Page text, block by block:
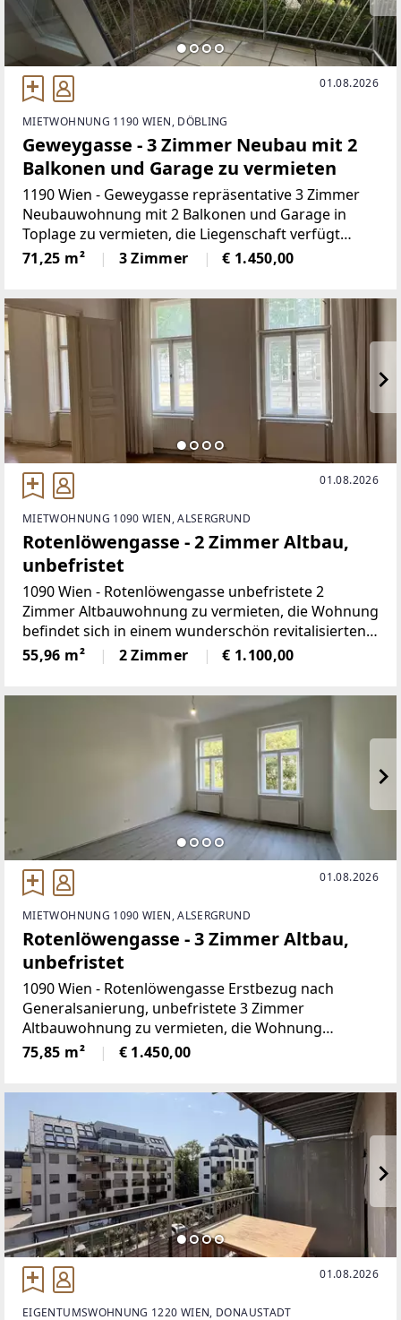
01.08.2026
MIETWOHNUNG 1190 WIEN, DÖBLING
Geweygasse - 3 Zimmer Neubau mit 2
Balkonen und Garage zu vermieten
1190 Wien - Geweygasse repräsentative 3 Zimmer
Neubauwohnung mit 2 Balkonen und Garage in
Toplage zu vermieten, die Liegenschaft verfügt
ebenfalls über einen parkähnlichen
Gemeinschaftsgarten, es sind vom Vorzimmer
71,25 m² 3 Zimmer € 1.450,00
01.08.2026
MIETWOHNUNG 1090 WIEN, ALSERGRUND
Rotenlöwengasse - 2 Zimmer Altbau,
unbefristet
1090 Wien - Rotenlöwengasse unbefristete 2
Zimmer Altbauwohnung zu vermieten, die Wohnung
befindet sich in einem wunderschön revitalisierten
Altbau, die U4 Station Roßauer Lände ist in kurzer
Gehdistanz erreichbar, 1.
55,96 m² 2 Zimmer € 1.100,00
01.08.2026
MIETWOHNUNG 1090 WIEN, ALSERGRUND
Rotenlöwengasse - 3 Zimmer Altbau,
unbefristet
1090 Wien - Rotenlöwengasse Erstbezug nach
Generalsanierung, unbefristete 3 Zimmer
Altbauwohnung zu vermieten, die Wohnung
befindet sich in einem wunderschön revitalisierten
Altbau, die U4 Station Roßauer
75,85 m² € 1.450,00
01.08.2026
EIGENTUMSWOHNUNG 1220 WIEN, DONAUSTADT